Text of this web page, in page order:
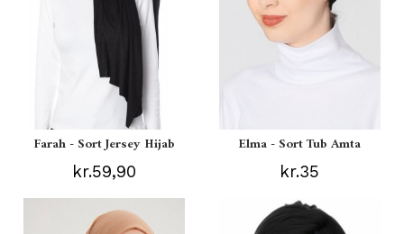
Farah - Sort Jersey Hijab
kr.59,90
Elma - Sort Tub Amta
kr.35